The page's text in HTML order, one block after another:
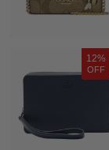
12%
OFF